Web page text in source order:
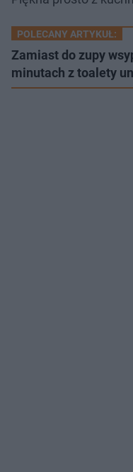
POLECANY ARTYKUŁ:
Zamiast do zupy
minutach z toalety